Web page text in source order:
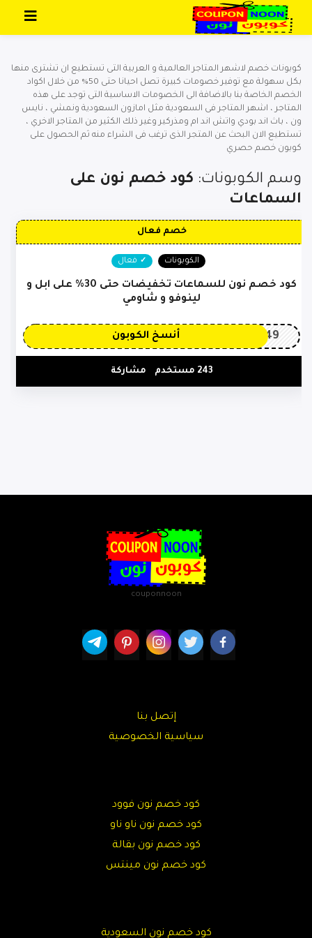
كوبونات خصم لاشهر المتاجر العالمية و العربية التى تستطيع ان تشترى منها
بكل سهولة مع توفير خصومات كبيرة تصل احيانا حتى 50% من خلال اكواد
الخصم الخاصة بنا بالاضافة الى الخصومات الاساسية التى توجد على هذه
المتاجر ، اشهر المتاجر فى السعودية مثل امازون السعودية ونمشي ، نايس
ون ، باث اند بودي واتش اند ام ومذركير وغير ذلك الكثير من المتاجر الاخري ،
تستطيع الان البحث عن المتجر الذى ترغب فى الشراء منه ثم الحصول على
كوبون خصم حصري
وسم الكوبونات: كود خصم نون على
السماعات
خصم فعال
الكوبونات فعال
كود خصم نون للسماعات تخفيضات حتى 30% على ابل و
لينوفو و شاومي
OP149 أنسخ الكوبون
243 مستخدم مشاركة
couponnoon
إتصل بنا
سياسية الخصوصية
كود خصم نون فوود
كود خصم نون ناو ناو
كود خصم نون بقالة
كود خصم نون مينتس
كود خصم نون السعودية